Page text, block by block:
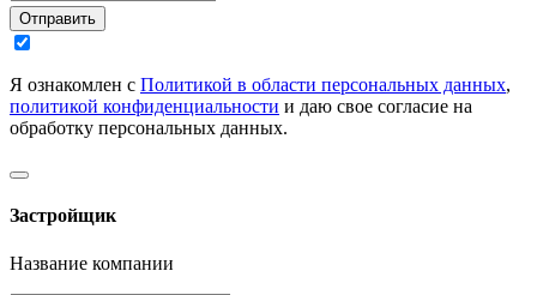
Отправить
Я ознакомлен с Политикой в области персональных данных,
политикой конфиденциальности и даю свое согласие на
обработку персональных данных.
Застройщик
Название компании